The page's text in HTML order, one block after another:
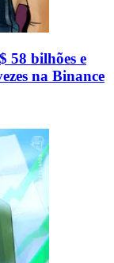
58 bilhões e
na Binance